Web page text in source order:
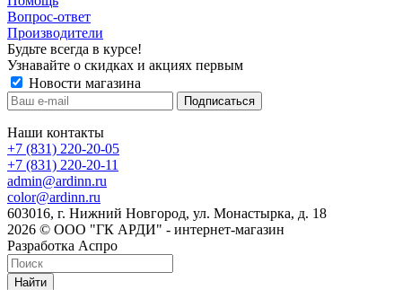
Вопрос-ответ
Производители
Будьте всегда в курсе!
Узнавайте о скидках и акциях первым
Новости магазина
Наши контакты
+7 (831) 220-20-05
+7 (831) 220-20-11
admin@ardinn.ru
color@ardinn.ru
603016, г. Нижний Новгород, ул. Монастырка, д. 18
2026 © ООО "ГК АРДИ" - интернет-магазин
Разработка Аспро
Найти